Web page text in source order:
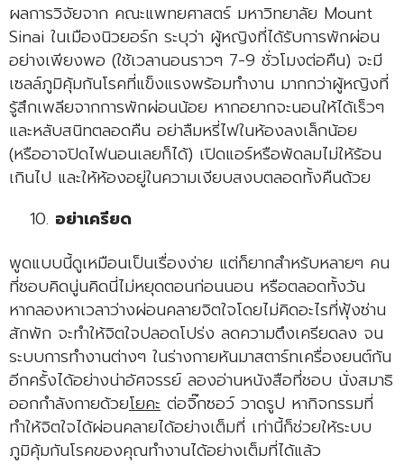
ผลการวิจัยจาก คณะแพทยศาสตร์ มหาวิทยาลัย Mount
Sinai ในเมืองนิวยอร์ก ระบุว่า ผู้หญิงที่ได้รับการพักผ่อน
อย่างเพียงพอ (ใช้เวลานอนราวๆ 7-9 ชั่วโมงต่อคืน) จะมี
เซลล์ภูมิคุ้มกันโรคที่แข็งแรงพร้อมทำงาน มากกว่าผู้หญิงที่
รู้สึกเพลียจากการพักผ่อนน้อย หากอยากจะนอนให้ได้เร็วๆ
และหลับสนิทตลอดคืน อย่าลืมหรี่ไฟในห้องลงเล็กน้อย
(หรืออาจปิดไฟนอนเลยก็ได้) เปิดแอร์หรือพัดลมไม่ให้ร้อน
เกินไป และให้ห้องอยู่ในความเงียบสงบตลอดทั้งคืนด้วย
อย่าเครียด
พูดแบบนี้ดูเหมือนเป็นเรื่องง่าย แต่ก็ยากสำหรับหลายๆ คน
ที่ชอบคิดนู่นคิดนี่ไม่หยุดตอนก่อนนอน หรือตลอดทั้งวัน
หากลองหาเวลาว่างผ่อนคลายจิตใจโดยไม่คิดอะไรที่ฟุ้งซ่าน
สักพัก จะทำให้จิตใจปลอดโปร่ง ลดความตึงเครียดลง จน
ระบบการทำงานต่างๆ ในร่างกายหันมาสตาร์ทเครื่องยนต์กัน
อีกครั้งได้อย่างน่าอัศจรรย์ ลองอ่านหนังสือที่ชอบ นั่งสมาธิ
ออกกำลังกายด้วยโยคะ ต่อจิ๊กซอว์ วาดรูป หากิจกรรมที่
ทำให้จิตใจได้ผ่อนคลายได้อย่างเต็มที่ เท่านี้ก็ช่วยให้ระบบ
ภูมิคุ้มกันโรคของคุณทำงานได้อย่างเต็มที่ได้แล้ว